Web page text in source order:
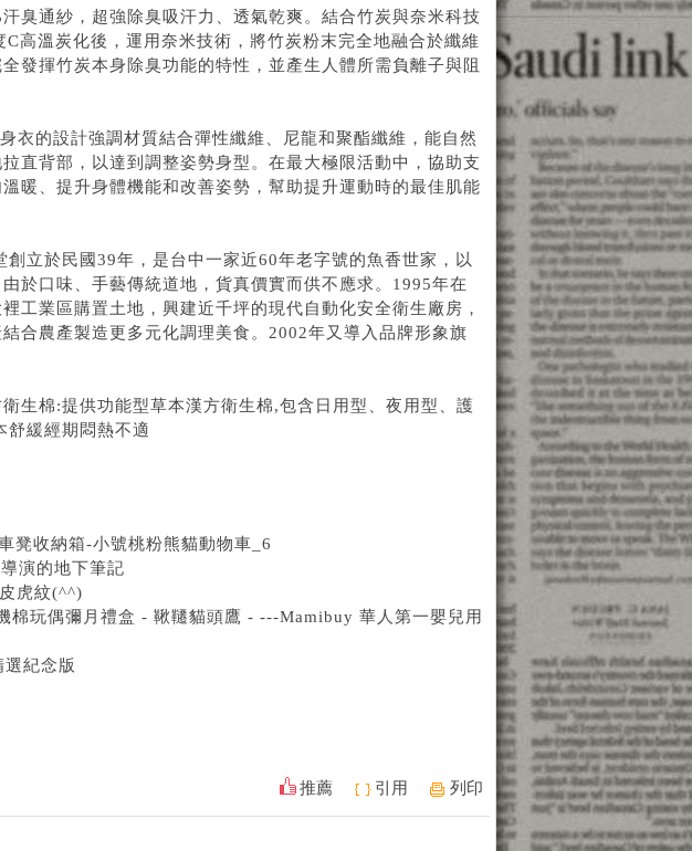
臭通紗，超強除臭吸汗力、透氣乾爽。結合竹炭與奈米科技
高溫炭化後，運用奈米技術，將竹炭粉末完全地融合於纖維
發揮竹炭本身除臭功能的特性，並產生人體所需負離子與阻
衣的設計強調材質結合彈性纖維、尼龍和聚酯纖維，能自然
直背部，以達到調整姿勢身型。在最大極限活動中，協助支
暖、提升身體機能和改善姿勢，幫助提升運動時的最佳肌能
創立於民國39年，是台中一家近60年老字號的魚香世家，以
於口味、手藝傳統道地，貨真價實而供不應求。1995年在
工業區購置土地，興建近千坪的現代自動化安全衛生廠房，
合農產製造更多元化調理美食。2002年又導入品牌形象旗
生棉:提供功能型草本漢方衛生棉,包含日用型、夜用型、護
舒緩經期悶熱不適
凳收納箱-小號桃粉熊貓動物車_6
演的地下筆記
虎紋(^^)
棉玩偶彌月禮盒 - 鞦韆貓頭鷹 - ---Mamibuy 華人第一嬰兒用
紀念版
推薦 引用 列印